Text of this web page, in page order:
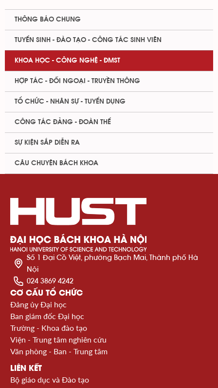
THÔNG BÁO CHUNG
TUYỂN SINH - ĐÀO TẠO - CÔNG TÁC SINH VIÊN
KHOA HỌC - CÔNG NGHỆ - ĐMST
HỢP TÁC - ĐỐI NGOẠI - TRUYỀN THÔNG
TỔ CHỨC - NHÂN SỰ - TUYỂN DỤNG
CÔNG TÁC ĐẢNG - ĐOÀN THỂ
SỰ KIỆN SẮP DIỄN RA
CÂU CHUYỆN BÁCH KHOA
Số 1 Đại Cồ Việt, phường Bạch Mai, Thành phố Hà
Nội
024 3869 4242
CƠ CẤU TỔ CHỨC
Đảng ủy Đại học
Ban giám đốc Đại học
Trường - Khoa đào tạo
Viện - Trung tâm nghiên cứu
Văn phòng - Ban - Trung tâm
LIÊN KẾT
Bộ giáo dục và Đào tạo